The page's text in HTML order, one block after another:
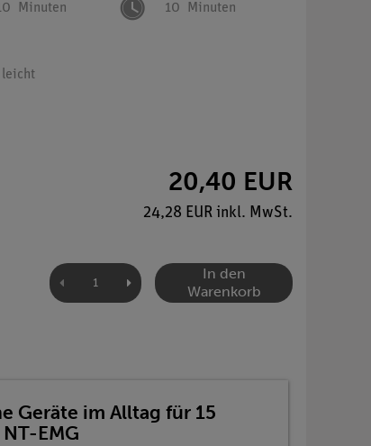
Minuten 10 Minuten
leicht
20,40 EUR
24,28 EUR inkl. MwSt.
In den
Warenkorb
Geräte im Alltag für 15
EMG